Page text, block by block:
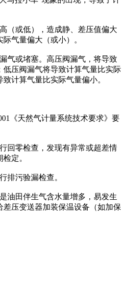
（或低），造成静、差压值偏大
际气量偏大（或小）。
气或堵塞。高压阀漏气，将导致
压阀漏气将导致计算气量比实际
计算气量比实际气量偏小。
《天然气计量系统技术要求》要
回零检查，发现有异常或超差情
定。
排污验漏检查。
油田伴生气含水量增多，易发生
压变送器加装保温设备（如加保